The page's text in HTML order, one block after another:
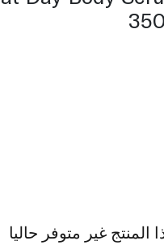
المنتج غير متوفر حاليا